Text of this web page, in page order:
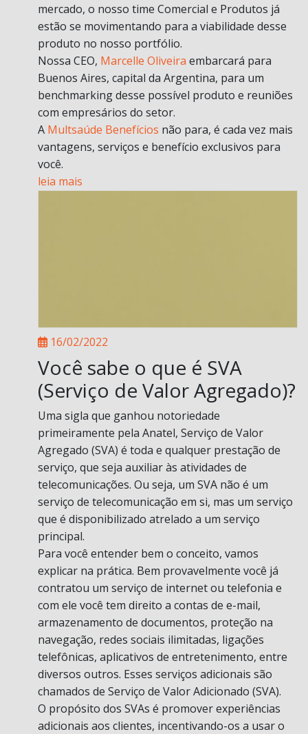
mercado, o nosso time Comercial e Produtos já
estão se movimentando para a viabilidade desse
produto no nosso portfólio.
Nossa CEO, Marcelle Oliveira embarcará para
Buenos Aires, capital da Argentina, para um
benchmarking desse possível produto e reuniões
com empresários do setor.
A Multsaúde Benefícios não para, é cada vez mais
vantagens, serviços e benefício exclusivos para
você.
leia mais
16/02/2022
Você sabe o que é SVA
(Serviço de Valor Agregado)?
Uma sigla que ganhou notoriedade
primeiramente pela Anatel, Serviço de Valor
Agregado (SVA) é toda e qualquer prestação de
serviço, que seja auxiliar às atividades de
telecomunicações. Ou seja, um SVA não é um
serviço de telecomunicação em si, mas um serviço
que é disponibilizado atrelado a um serviço
principal.
Para você entender bem o conceito, vamos
explicar na prática. Bem provavelmente você já
contratou um serviço de internet ou telefonia e
com ele você tem direito a contas de e-mail,
armazenamento de documentos, proteção na
navegação, redes sociais ilimitadas, ligações
telefônicas, aplicativos de entretenimento, entre
diversos outros. Esses serviços adicionais são
chamados de Serviço de Valor Adicionado (SVA).
O propósito dos SVAs é promover experiências
adicionais aos clientes, incentivando-os a usar o